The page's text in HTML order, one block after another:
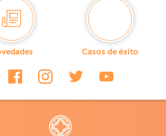
Casos de éxito